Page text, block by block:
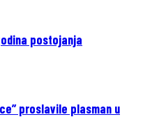
postojanja
proslavile plasman u